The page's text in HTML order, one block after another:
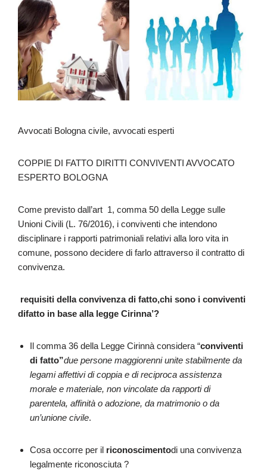
Avvocati Bologna civile, avvocati esperti
COPPIE DI FATTO DIRITTI CONVIVENTI AVVOCATO
ESPERTO BOLOGNA
Come previsto dall’art 1, comma 50 della Legge sulle
Unioni Civili (L. 76/2016), i conviventi che intendono
disciplinare i rapporti patrimoniali relativi alla loro vita in
comune, possono decidere di farlo attraverso il contratto di
convivenza.
requisiti della convivenza di fatto,chi sono i conviventi
difatto in base alla legge Cirinna’?
Il comma 36 della Legge Cirinnà considera “conviventi
di fatto”due persone maggiorenni unite stabilmente da
legami affettivi di coppia e di reciproca assistenza
morale e materiale, non vincolate da rapporti di
parentela, affinità o adozione, da matrimonio o da
un’unione civile.
Cosa occorre per il riconoscimentodi una convivenza
legalmente riconosciuta ?